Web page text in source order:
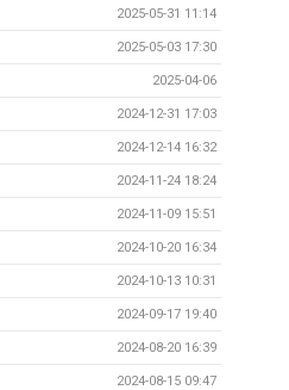
2025-05-31 11:14
2025-05-03 17:30
2025-04-06
2024-12-31 17:03
2024-12-14 16:32
2024-11-24 18:24
2024-11-09 15:51
2024-10-20 16:34
2024-10-13 10:31
2024-09-17 19:40
2024-08-20 16:39
2024-08-15 09:47